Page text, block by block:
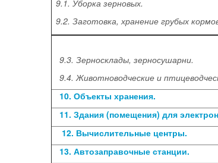
9.1. Уборка зерновых.
9.2. Заготовка, хранение грубых
9.3. Зерносклады, зерносушарни.
9.4. Животноводческие и
10. Объекты хранения.
11. Здания (помещения) для
12. Вычислительные центры.
13. Автозаправочные станции.